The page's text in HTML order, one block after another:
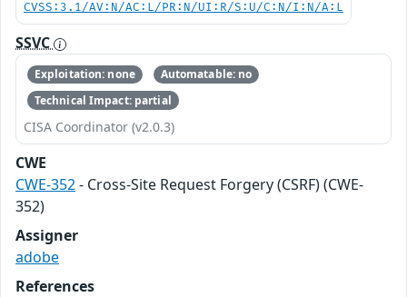
CVSS:3.1/AV:N/AC:L/PR:N/UI:R/S:U/C:N/I:N/A:L
SSVC
Exploitation: none
Automatable: no
Technical Impact: partial
CISA Coordinator (v2.0.3)
CWE
CWE-352- Cross-Site Request Forgery (CSRF) (CWE-
352)
Assigner
adobe
References